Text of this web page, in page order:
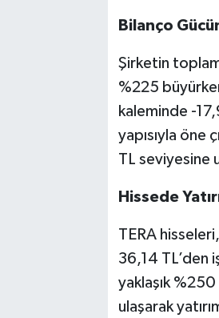
Bilanço
Şirketin toplam
%225
kaleminde -
yapısıyla öne
TL seviyesine
Hissede
TERA
36,14 TL’den
yaklaşık %250
ulaşarak